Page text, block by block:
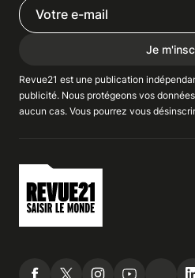
Je
Revue21 est une publication
publicité. Nous protégeons vos
aucun cas. Vous pourrez vous